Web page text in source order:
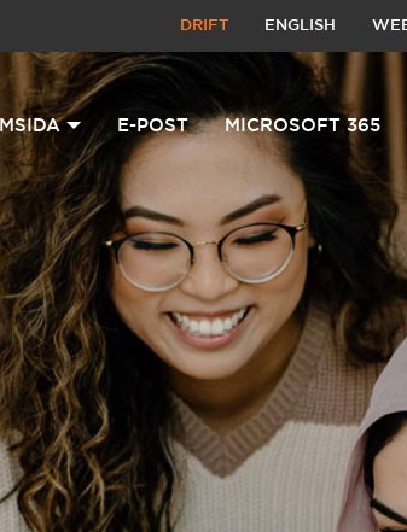
DRIFT ENGLISH
E-POST MICROSOFT 365